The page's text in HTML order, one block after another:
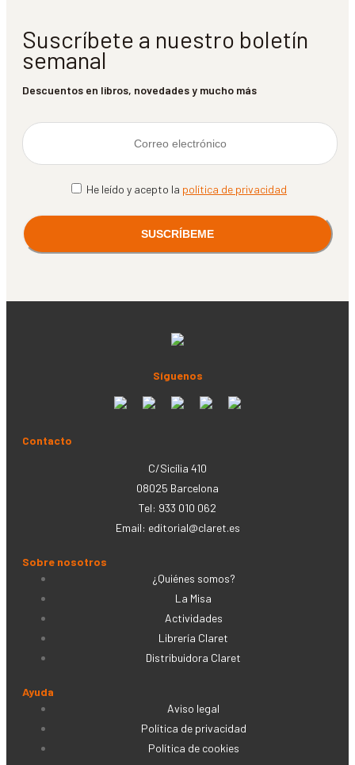
Suscríbete a nuestro boletín
semanal
Descuentos en libros, novedades y mucho más
He leído y acepto la política de privacidad
Síguenos
Contacto
C/Sicília 410
08025 Barcelona
Tel: 933 010 062
Email: editorial@claret.es
Sobre nosotros
¿Quiénes somos?
La Misa
Actividades
Librería Claret
Distribuidora Claret
Ayuda
Aviso legal
Política de privacidad
Política de cookies